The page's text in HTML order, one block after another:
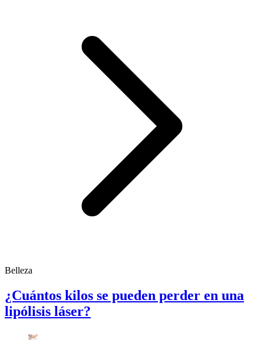
Belleza
¿Cuántos kilos se pueden perder en una
lipólisis láser?